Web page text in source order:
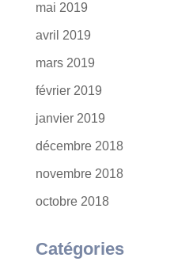
mai 2019
avril 2019
mars 2019
février 2019
janvier 2019
décembre 2018
novembre 2018
octobre 2018
Catégories